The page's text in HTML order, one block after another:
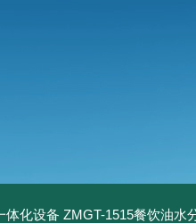
体化设备 ZMGT-1515餐饮油水